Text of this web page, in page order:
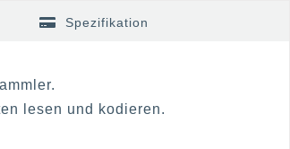
Spezifikation
lesen und kodieren.